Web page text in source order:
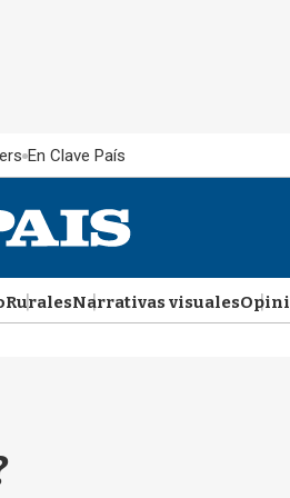
En Clave País
RuralesNarrativas visuales